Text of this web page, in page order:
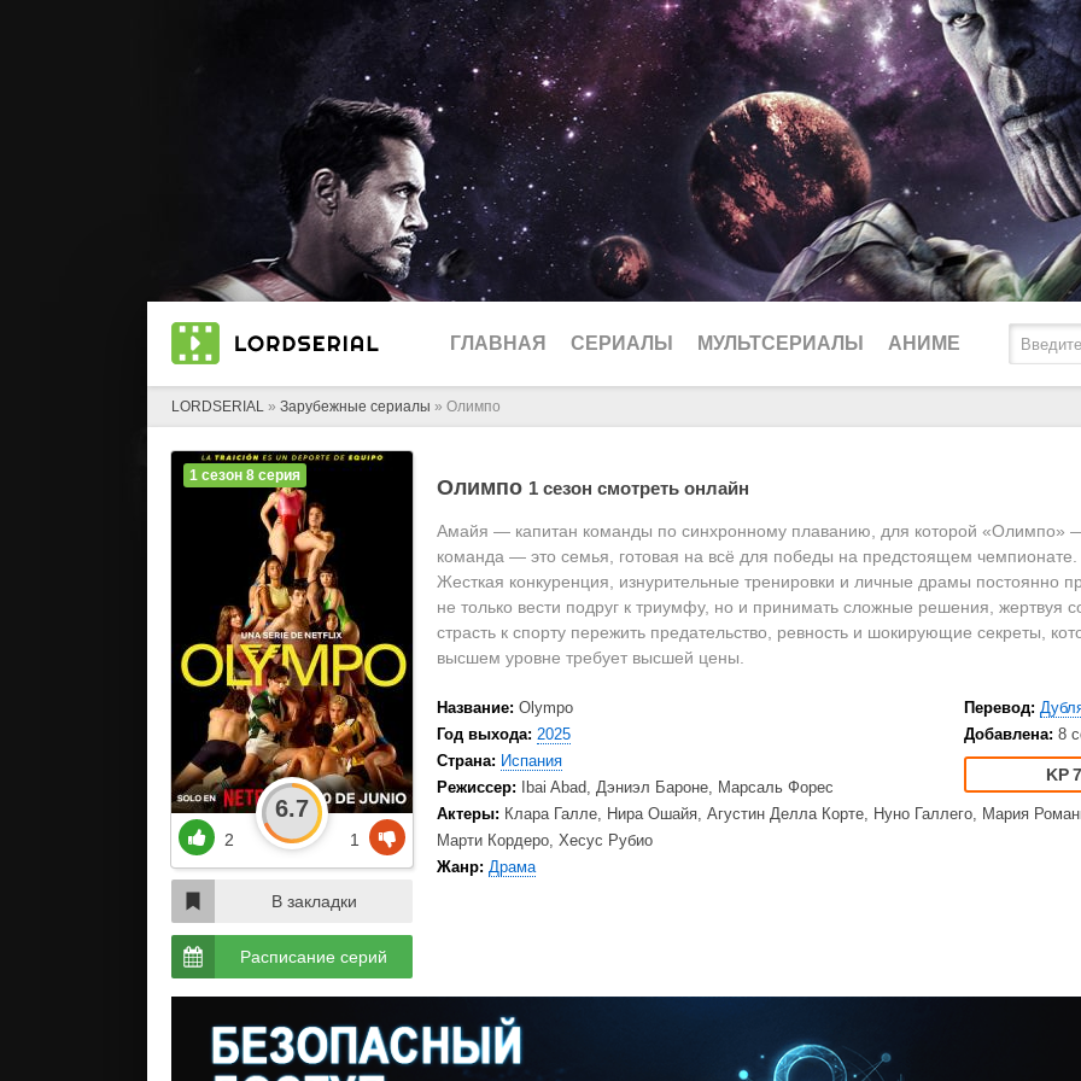
ГЛАВНАЯ СЕРИАЛЫ
2023
2021
2020
Корея Южная
Вестерны
Документальные
Детективы
Мелодрамы
Приключения
МУЛЬТСЕРИАЛЫ АНИМЕ
LORDSERIAL » Зарубежные сериалы » Олимпо
Олимпо 1 сезон смотреть онлайн
Амайя — капитан команды по синхронному плаванию, для которой «Олимпо»
команда — это семья, готовая на всё для победы на предстоящем чемпионате.
Жесткая конкуренция, изнурительные тренировки и личные драмы постоянно
не только вести подруг к триумфу, но и принимать сложные решения, жертвуя
страсть к спорту пережить предательство, ревность и шокирующие секреты,
высшем уровне требует высшей цены.
Название: Olympo
Год выхода: 2025
Страна: Испания
Режиссер:
Ibai Abad, Дэниэл Бароне, Марсаль Форес
Перевод:
Добавлена: 8
Актеры: Клара Галле, Нира Ошайя, Агустин Делла Корте, Нуно Галлего, Мария
Марти Кордеро, Хесус Рубио
Жанр: Драма
1 сезон 8 серия
2
6.7
1
В закладки
Расписание серий